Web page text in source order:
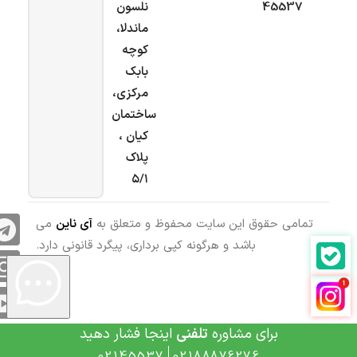
45537
نلسون
ماندلا،
کوچه
بابک
مرکزی،
ساختمان
کیان ،
پلاک
۵/۱
تمامی حقوق این سایت محفوظ و متعلق به آی ناین می
باشد و هرگونه کپی برداری، پیگرد قانونی دارد.
برای مشاوره تلفنی اینجا فشار دهید